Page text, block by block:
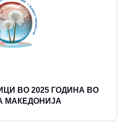
ВО 2025 ГОДИНА ВО
МАКЕДОНИЈА